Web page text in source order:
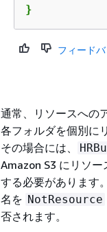
}
フィード
通常、リソースへの
各フォルダを個別に
その場合には、
Amazon S3 にリソー
する必要があります
名を NotResource
否されます。